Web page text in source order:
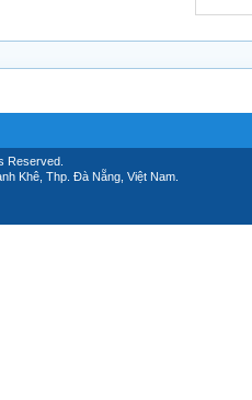
Reserved.
Khê, Thp. Đà Nẵng, Việt Nam.